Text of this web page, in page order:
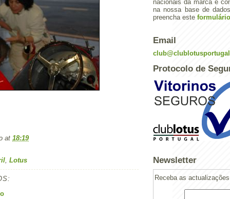
at 18:19
Lotus
nacionais da marca e
na nossa base de
preencha este formulário
Email
Protocolo de
Newsletter
Receba as